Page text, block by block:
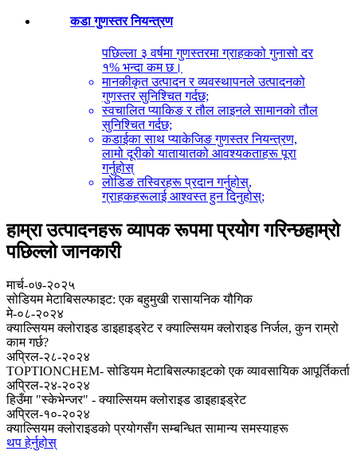
कडा गुणस्तर नियन्त्रण
पछिल्ला ३ वर्षमा गुणस्तरमा ग्राहकको गुनासो दर
१% भन्दा कम छ।
मानकीकृत उत्पादन र व्यवस्थापनले उत्पादनको
गुणस्तर सुनिश्चित गर्दछ;
स्वचालित प्याकिङ र तौल लाइनले सामानको तौल
सुनिश्चित गर्दछ;
कडाईका साथ प्याकेजिङ गुणस्तर नियन्त्रण,
लामो दूरीको यातायातको आवश्यकताहरू पूरा
गर्नुहोस्
लोडिङ तस्विरहरू प्रदान गर्नुहोस्,
ग्राहकहरूलाई आश्वस्त हुन दिनुहोस्;
हाम्रा उत्पादनहरू व्यापक रूपमा प्रयोग गरिन्छहाम्रो
पछिल्लो जानकारी
मार्च-०७-२०२५
सोडियम मेटाबिसल्फाइट: एक बहुमुखी रासायनिक यौगिक
मे-०८-२०२४
क्याल्सियम क्लोराइड डाइहाइड्रेट र क्याल्सियम क्लोराइड निर्जल, कुन राम्रो
काम गर्छ?
अप्रिल-२८-२०२४
TOPTIONCHEM- सोडियम मेटाबिसल्फाइटको एक व्यावसायिक आपूर्तिकर्ता
अप्रिल-२४-२०२४
हिउँमा "स्केभेन्जर" - क्याल्सियम क्लोराइड डाइहाइड्रेट
अप्रिल-१०-२०२४
क्याल्सियम क्लोराइडको प्रयोगसँग सम्बन्धित सामान्य समस्याहरू
थप हेर्नुहोस्